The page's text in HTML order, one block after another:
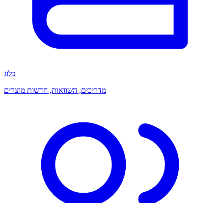
בלוג
מדריכים, השוואות, חדשות מוצרים